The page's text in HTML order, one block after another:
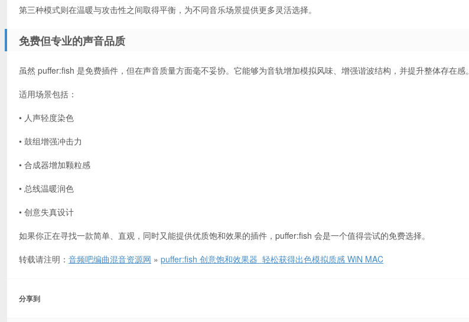
第三种模式则在温暖与攻击性之间取得平衡，为不同音乐场景提供更多灵活选择。
免费但专业的声音品质
虽然 puffer:fish 是免费插件，但在声音质量方面毫不妥协。它能够为音轨增加模拟风味、增强谐波结构，并提升整体存在感。
适用场景包括：
• 人声轻度染色
• 鼓组增强冲击力
• 合成器增加颗粒感
• 总线温暖润色
• 创意失真设计
如果你正在寻找一款简单、直观，同时又能提供优质饱和效果的插件，puffer:fish 会是一个值得尝试的免费选择。
转载请注明： 音频吧编曲混音资源网 » puffer:fish 创意饱和效果器 轻松获得出色模拟质感 WiN MAC
分享到